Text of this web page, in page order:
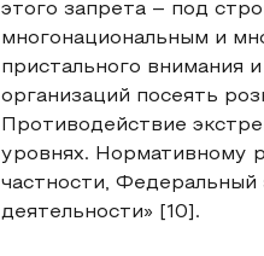
этого запрета – под
многонациональным и
пристального внимания
организаций посеять
Противодействие
уровнях. Нормативному
частности,
деятельности» [10].